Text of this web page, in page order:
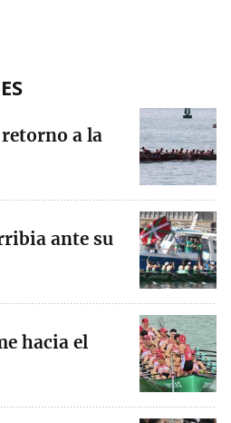
a la
ante su
hacia el